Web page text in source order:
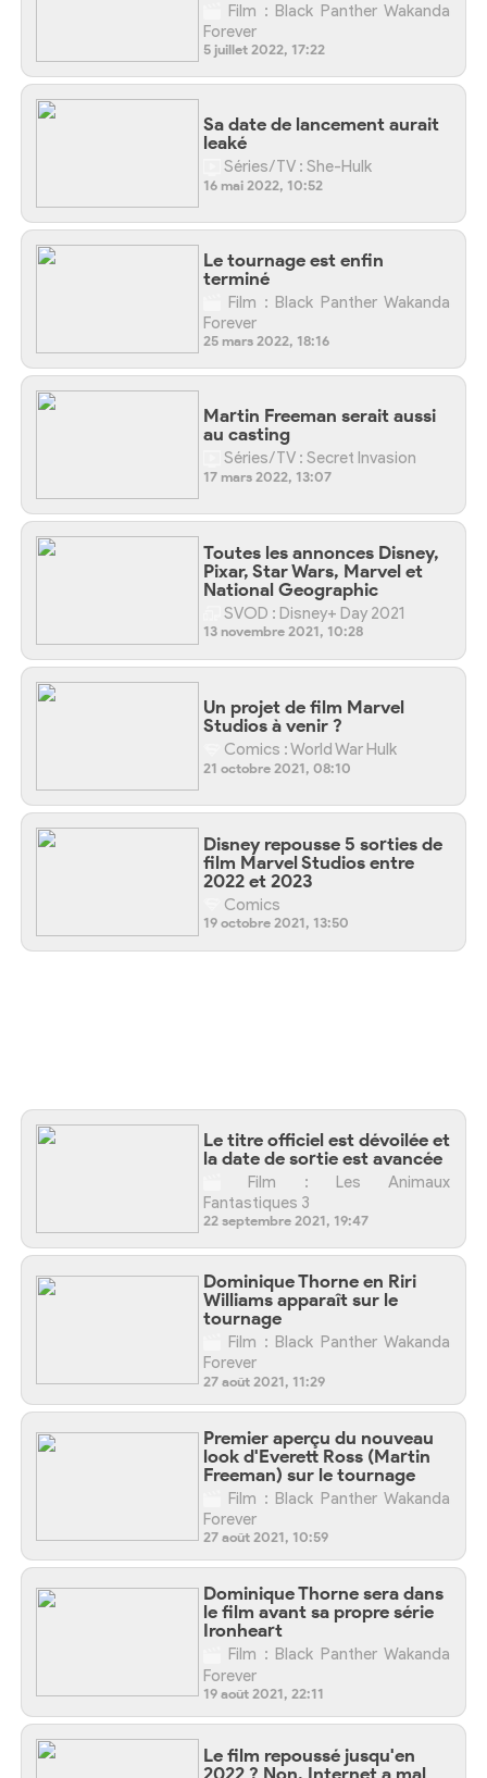
Film : Black Panther Wakanda
Forever
5 juillet 2022, 17:22
Sa date de lancement aurait
leaké
Séries/TV : She-Hulk
16 mai 2022, 10:52
Le tournage est enfin
terminé
Film : Black Panther Wakanda
Forever
25 mars 2022, 18:16
Martin Freeman serait aussi
au casting
Séries/TV : Secret Invasion
17 mars 2022, 13:07
Toutes les annonces Disney,
Pixar, Star Wars, Marvel et
National Geographic
SVOD : Disney+ Day 2021
13 novembre 2021, 10:28
Un projet de film Marvel
Studios à venir ?
Comics : World War Hulk
21 octobre 2021, 08:10
Disney repousse 5 sorties de
film Marvel Studios entre
2022 et 2023
Comics
19 octobre 2021, 13:50
Le titre officiel est dévoilée et
la date de sortie est avancée
Film : Les Animaux
Fantastiques 3
22 septembre 2021, 19:47
Dominique Thorne en Riri
Williams apparaît sur le
tournage
Film : Black Panther Wakanda
Forever
27 août 2021, 11:29
Premier aperçu du nouveau
look d'Everett Ross (Martin
Freeman) sur le tournage
Film : Black Panther Wakanda
Forever
27 août 2021, 10:59
Dominique Thorne sera dans
le film avant sa propre série
Ironheart
Film : Black Panther Wakanda
Forever
19 août 2021, 22:11
Le film repoussé jusqu'en
2022 ? Non, Internet a mal